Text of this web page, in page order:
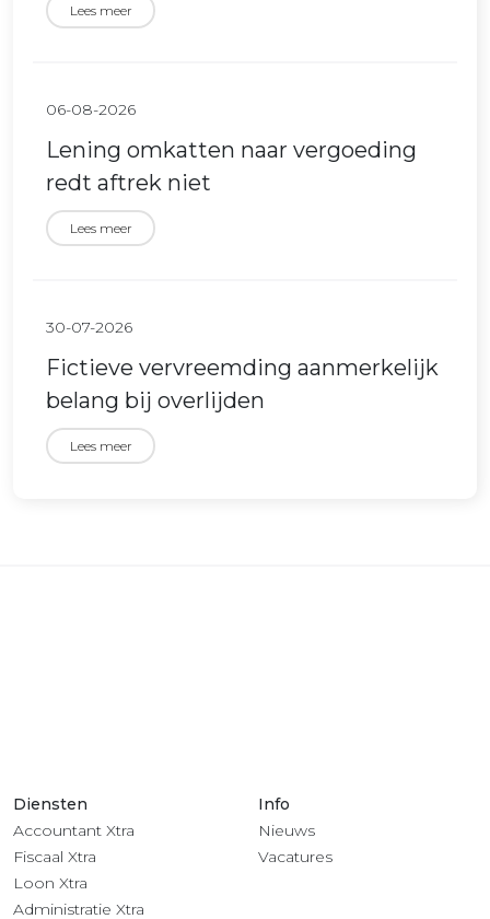
Lees meer
06-08-2026
Lening omkatten naar vergoeding
redt aftrek niet
Lees meer
30-07-2026
Fictieve vervreemding aanmerkelijk
belang bij overlijden
Lees meer
Diensten
Accountant Xtra
Fiscaal Xtra
Loon Xtra
Administratie Xtra
Info
Nieuws
Vacatures